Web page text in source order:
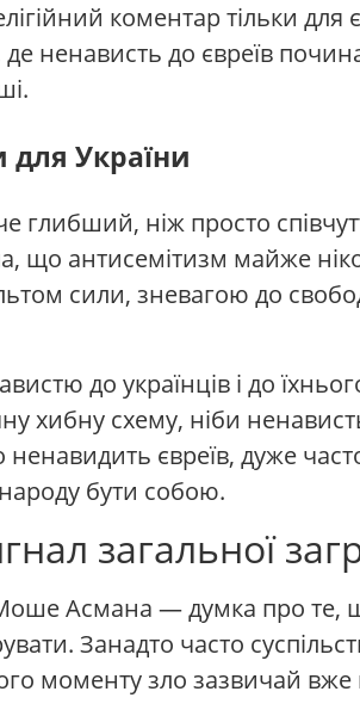
коментар тільки
ненависть до євреїв
України
ніж просто
що антисемітизм майже
сили, зневагою до
до українців і до
хибну схему, ніби
ненавидить євреїв, дуже
народу бути собою.
загальної
Асмана — думка про те,
Занадто часто
моменту зло зазвичай вже